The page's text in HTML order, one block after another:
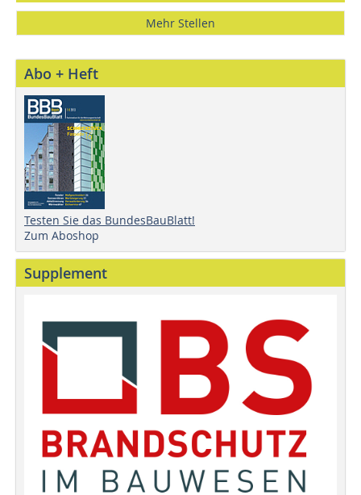
Mehr Stellen
Abo + Heft
Testen Sie das BundesBauBlatt!
Zum Aboshop
Supplement